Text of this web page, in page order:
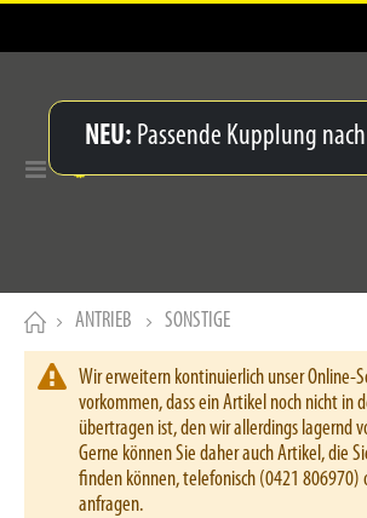
Navigation
NEU: Passende Kupplung
ANTRIEB SONSTIGE
Wir erweitern kontinuierlich unser Online-
vorkommen, dass ein Artikel noch nicht in
übertragen ist, den wir allerdings lagernd
Gerne können Sie daher auch Artikel, die
finden können, telefonisch (0421 806970)
anfragen.